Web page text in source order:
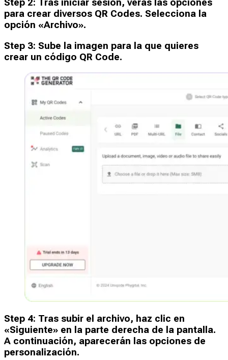
Step 2:
Tras iniciar sesión, verás las opciones
para crear diversos QR Codes. Selecciona la
opción «Archivo».
Step 3: Sube la imagen para la que quieres
crear un código QR Code.
Step 4: Tras subir el archivo, haz clic en
«Siguiente» en la parte derecha de la pantalla.
A continuación, aparecerán las opciones de
personalización.